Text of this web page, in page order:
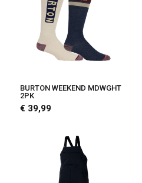
BURTON WEEKEND MDWGHT
2PK
€ 39,99